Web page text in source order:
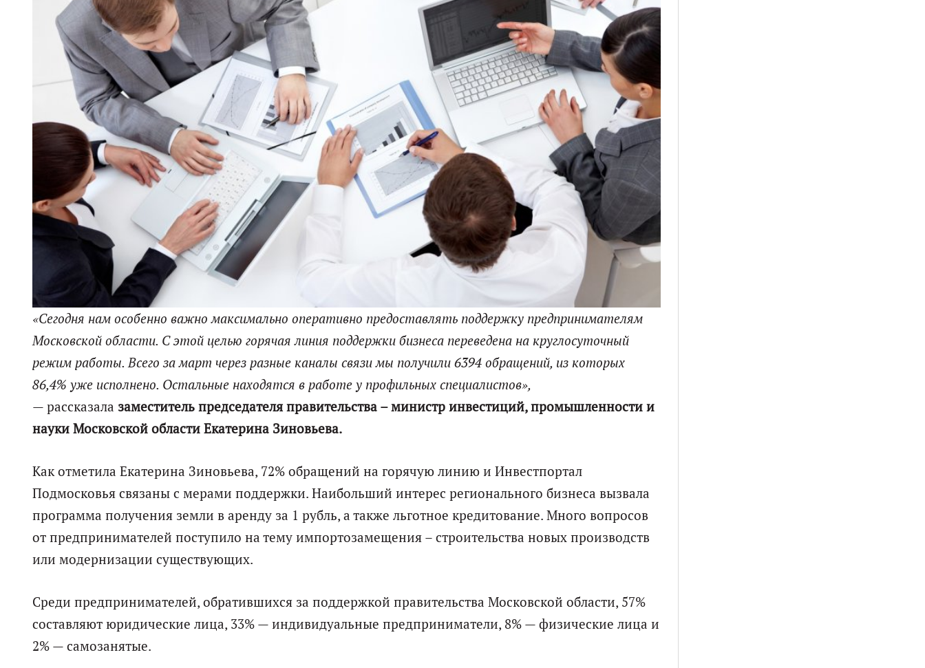
«Сегодня нам особенно важно максимально оперативно предоставлять поддержку предпринимателям
Московской области. С этой целью горячая линия поддержки бизнеса переведена на круглосуточный
режим работы. Всего за март через разные каналы связи мы получили 6394 обращений, из которых
86,4% уже исполнено. Остальные находятся в работе у профильных специалистов»,
— рассказала заместитель председателя правительства – министр инвестиций, промышленности и
науки Московской области Екатерина Зиновьева.
Как отметила Екатерина Зиновьева, 72% обращений на горячую линию и Инвестпортал
Подмосковья связаны с мерами поддержки. Наибольший интерес регионального бизнеса вызвала
программа получения земли в аренду за 1 рубль, а также льготное кредитование. Много вопросов
от предпринимателей поступило на тему импортозамещения – строительства новых производств
или модернизации существующих.
Среди предпринимателей, обратившихся за поддержкой правительства Московской области, 57%
составляют юридические лица, 33% — индивидуальные предприниматели, 8% — физические лица и
2% — самозанятые.